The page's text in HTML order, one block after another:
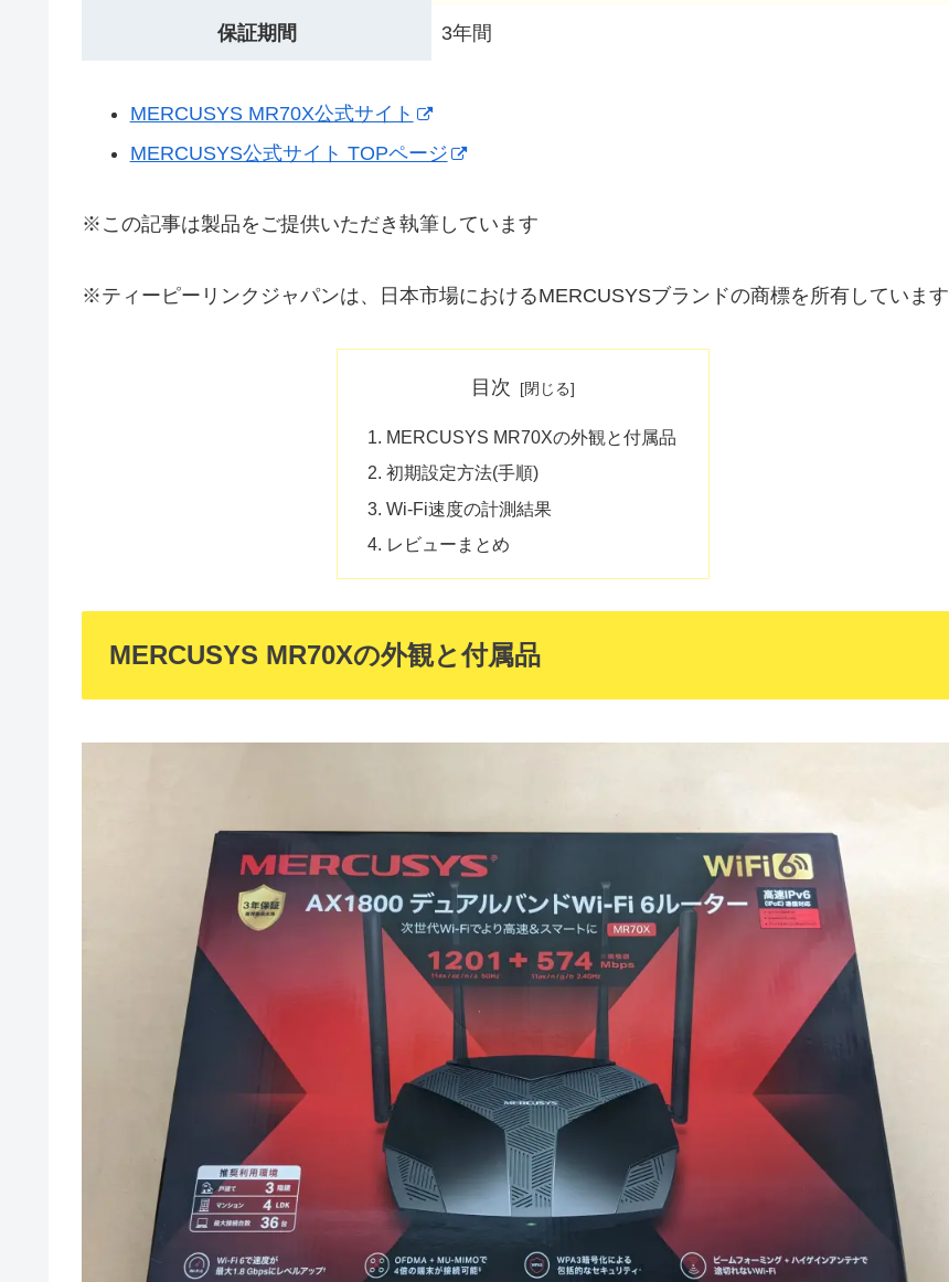
保証期間 3年間
MERCUSYS MR70X公式サイト
MERCUSYS公式サイト TOPページ
※この記事は製品をご提供いただき執筆しています
※ティーピーリンクジャパンは、日本市場におけるMERCUSYSブランドの商標を所有しています
目次
MERCUSYS MR70Xの外観と付属品
初期設定方法(手順)
Wi-Fi速度の計測結果
レビューまとめ
MERCUSYS MR70Xの外観と付属品